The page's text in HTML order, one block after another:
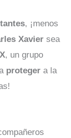
, ¡menos
Xavier sea
, un grupo
proteger a la